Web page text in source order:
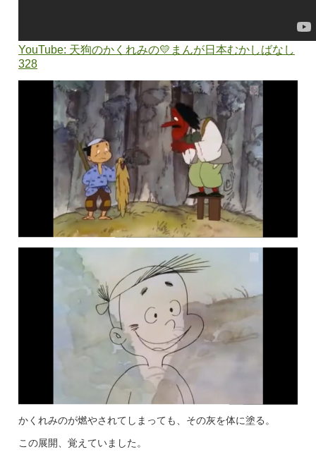
YouTube: 天狗のかくれみの💛まんが日本むかしばなし
328
かくれみのが燃やされてしまっても、その灰を体に塗る。
この展開、覚えていました。